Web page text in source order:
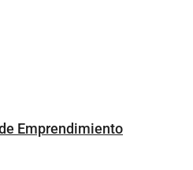
Emprendimiento